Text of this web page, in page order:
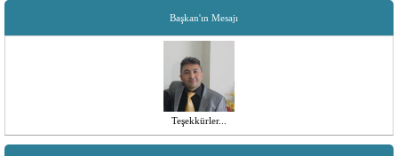
Başkan'ın Mesajı
Teşekkürler...